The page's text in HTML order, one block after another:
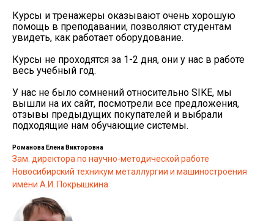
Курсы и тренажеры оказывают очень хорошую
помощь в преподавании, позволяют студентам
увидеть, как работает оборудование.
Курсы не проходятся за 1-2 дня, они у нас в работе
весь учебный год.
У нас не было сомнений относительно SIKE, мы
вышли на их сайт, посмотрели все предложения,
отзывы предыдущих покупателей и выбрали
подходящие нам обучающие системы.
Романова Елена Викторовна
Зам. директора по научно-методической работе
Новосибирский техникум металлургии и машиностроения
имени А.И. Покрышкина